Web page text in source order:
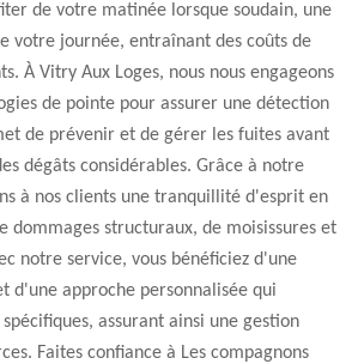
de votre matinée lorsque soudain, une
votre journée, entraînant des coûts de
À Vitry Aux Loges, nous nous engageons
de pointe pour assurer une détection
de prévenir et de gérer les fuites avant
dégâts considérables. Grâce à notre
à nos clients une tranquillité d'esprit en
dommages structuraux, de moisissures et
notre service, vous bénéficiez d'une
d'une approche personnalisée qui
assurant ainsi une gestion
Faites confiance à Les compagnons